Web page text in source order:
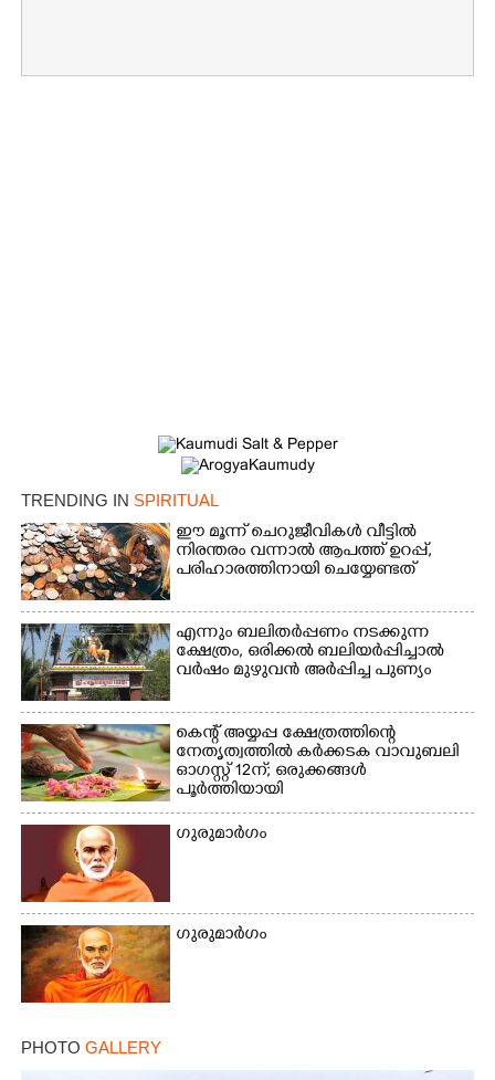
TRENDING IN SPIRITUAL
ഈ മൂന്ന് ചെറുജീവികൾ വീട്ടിൽ
നിരന്തരം വന്നാൽ ആപത്ത് ഉറപ്പ്,​
പരിഹാരത്തിനായി ചെയ്യേണ്ടത്
എന്നും ബലിതർപ്പണം നടക്കുന്ന
ക്ഷേത്രം,​ ഒരിക്കൽ ബലിയർപ്പിച്ചാൽ
വർഷം മുഴുവൻ അർപ്പിച്ച പുണ്യം
കെന്റ് അയ്യപ്പ ക്ഷേത്രത്തിന്റെ
നേതൃത്വത്തിൽ കർക്കടക വാവുബലി
ഓഗസ്റ്റ് 12ന്; ഒരുക്കങ്ങൾ
പൂർത്തിയായി
ഗുരുമാർഗം
ഗുരുമാർഗം
PHOTO GALLERY
Share this link
Copy Link